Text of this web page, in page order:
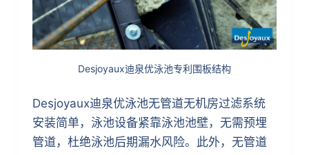
Desjoyaux迪泉优泳池专利围板结构
Desjoyaux迪泉优泳池无管道无机房过滤系统
安装简单，泳池设备紧靠泳池池壁，无需预埋
管道，杜绝泳池后期漏水风险。此外，无管道